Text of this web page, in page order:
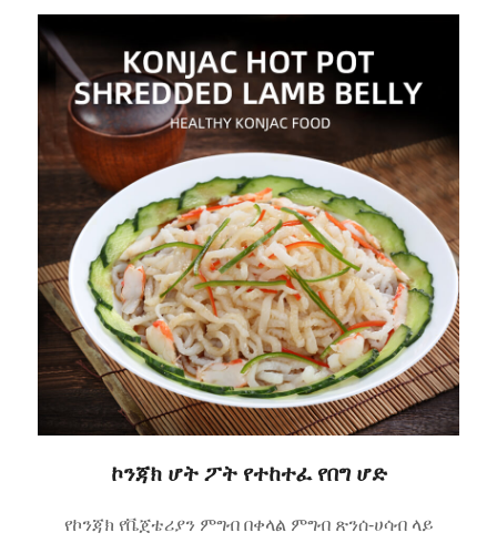
ኮንጃክ ሆት ፖት የተከተፈ የበግ ሆድ
የኮንጃክ የቬጀቴሪያን ምግብ በቀላል ምግብ ጽንሰ-ሀሳብ ላይ